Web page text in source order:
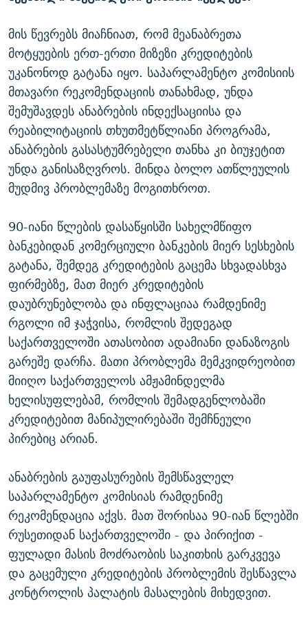
ᲨᲘᲜ - ᲣᲪᲮᲝᲔᲗᲨᲘ
ᲚᲘᲢᲔᲠᲐᲢᲣᲠᲣᲚᲘ ᲬᲐᲮᲜᲐᲒᲔᲑᲘ
ᲐᲛᲔᲠᲘᲙᲣᲚᲘ ᲛᲝᲗᲮᲠᲝᲑᲐ
ᲘᲛᲞᲔᲠᲘᲐ ᲓᲐ ᲠᲐᲓᲘᲝ
11 ᲬᲔᲚᲘ - 11 ᲐᲛᲑᲐᲕᲘ
ᲡᲐᲞᲐᲠᲚᲐᲛᲔᲜᲢᲝ ᲐᲠᲩᲔᲕᲜᲔᲑᲘᲡ ᲘᲡᲢᲝᲠᲘᲐ
ᲑᲐᲕᲨᲕᲔᲑᲘ ᲞᲠᲝᲡᲢᲘᲢᲣᲪᲘᲐᲨᲘ - ᲐᲛᲝᲣᲗᲥᲛᲔᲚᲘ ᲐᲛᲑᲐᲕᲘ
5 ᲐᲛᲑᲐᲕᲘ - 20 ᲘᲕᲜᲘᲡᲡ ᲓᲐᲨᲐᲕᲔᲑᲣᲚᲔᲑᲘ
ᲐᲒᲕᲘᲡᲢᲝᲡ ᲝᲛᲘ
ПРИВЕТ ᲙᲣᲚᲢᲣᲠᲐ
რთე/რთ-ის ყველა საიტი
მის წევრებს მიაჩნიათ, რომ მეანაბრეთა
მოტყუების ერთ-ერთი მიზეზი კრედიტების
უკანონოდ გატანა იყო. საპარლამენტო კომისიის
მთავარი რეკომენდაციის თანახმად, უნდა
შემუშავდეს ანაბრების ინდექსაციისა და
რეაბილიტაციის თხუთმეტწლიანი პროგრამა,
ანაბრების გასასტუმრებელი თანხა კი ბიუჯეტით
უნდა განისაზღვროს. მინდა ბოლო ათწლეულის
მუდმივ პრობლემაზე მოგითხროთ.
90-იანი წლების დასაწყისში სახელმწიფო
ბანკებიდან კომერციული ბანკების მიერ სესხების
გატანა, შემდეგ კრედიტების გაცემა სხვადასხვა
ფირმებზე, მათ მიერ კრედიტების
დაუბრუნებლობა და ინფლაციაა რამდენიმე
რგოლი იმ ჯაჭვისა, რომლის შედეგად
საქართველოში ათასობით ადამიანი დანაზოგის
გარეშე დარჩა. მათი პრობლემა მემკვიდრეობით
მიიღო საქართველოს ამჟამინდელმა
ხელისუფლებამ, რომლის შემადგენლობაში
კრედიტებით მანიპულირებაში შემჩნეული
პირებიც არიან.
ანაბრების გაუფასურების შემსწავლელ
საპარლამენტო კომისიას რამდენიმე
რეკომენდაცია აქვს. მათ შორისაა 90-იან წლებში
რუსეთიდან საქართველოში - და პირიქით -
ფულადი მასის მოძრაობის საკითხის გარკვევა
და გაცემული კრედიტების პრობლემის შესწავლა
კონტროლის პალატის მასალების მიხედვით.